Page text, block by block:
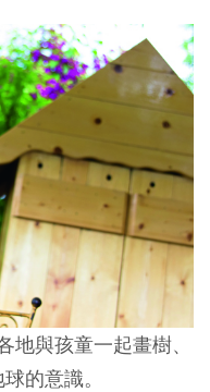
與孩童一起畫樹、
的意識。